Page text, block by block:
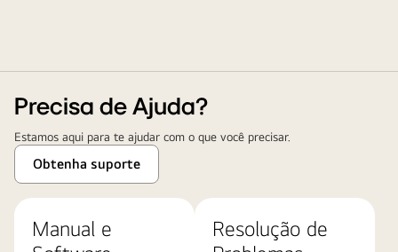
Precisa de Ajuda?
Estamos aqui para te ajudar com o que você precisar.
Obtenha suporte
Manual e
Resolução de